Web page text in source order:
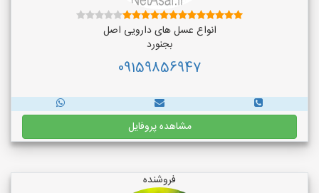
انواع عسل های دارویی اصل
بجنورد
09159856947
مشاهده پروفایل
فروشنده